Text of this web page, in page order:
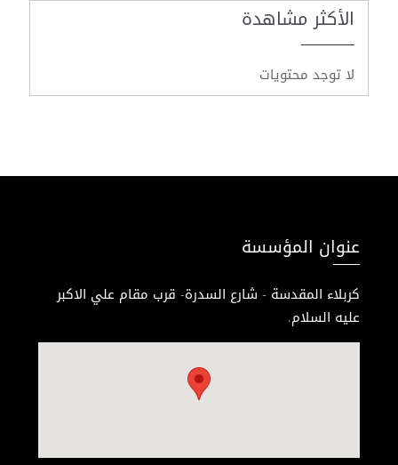
الأكثر مشاهدة
لا توجد محتويات
عنوان المؤسسة
كربلاء المقدسة - شارع السدرة- قرب مقام علي الاكبر
عليه السلام.